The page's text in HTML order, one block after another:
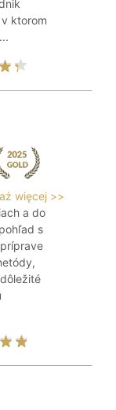
ktorom
więcej >>
a do
s